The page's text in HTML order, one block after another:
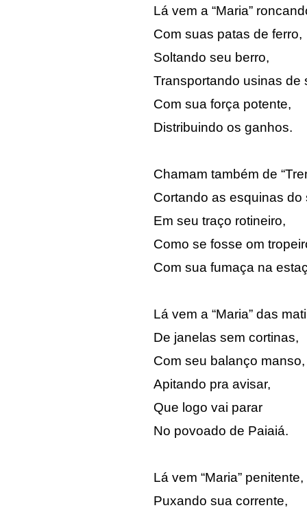
Lá vem a “Maria”
Com suas patas de ferro,
Soltando seu berro,
Transportando usinas de
Com sua força potente,
Distribuindo os ganhos.
Chamam também de
Cortando as esquinas do
Em seu traço rotineiro,
Como se fosse om
Com sua fumaça na
Lá vem a “Maria” das
De janelas sem cortinas,
Com seu balanço manso,
Apitando pra avisar,
Que logo vai parar
No povoado de Paiaiá.
Lá vem “Maria” penitente,
Puxando sua corrente,